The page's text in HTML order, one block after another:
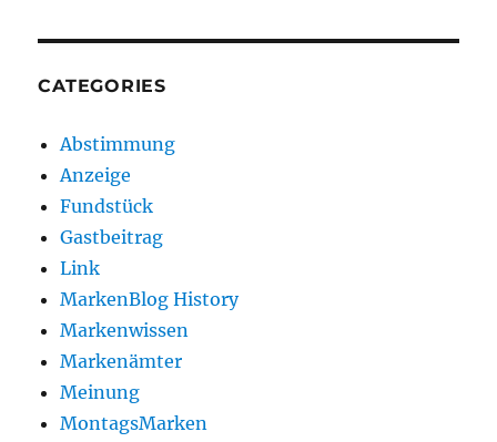
CATEGORIES
Abstimmung
Anzeige
Fundstück
Gastbeitrag
Link
MarkenBlog History
Markenwissen
Markenämter
Meinung
MontagsMarken